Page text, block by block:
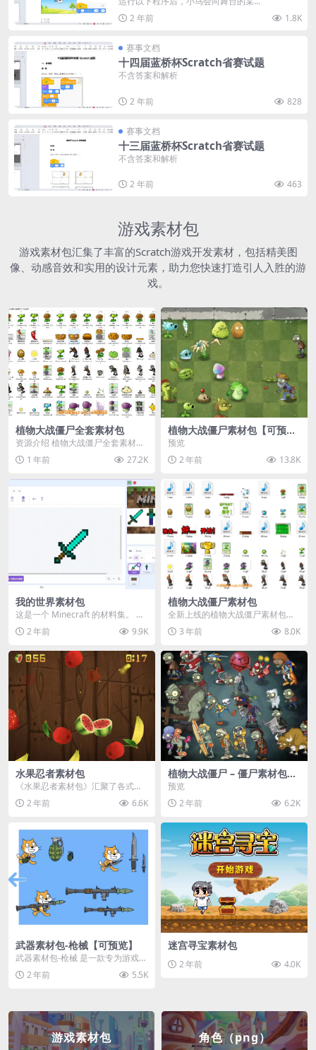
2 年前
1.8K
赛事文档
十四届蓝桥杯Scratch省赛试题
不含答案和解析
2 年前 828
赛事文档
十三届蓝桥杯Scratch省赛试题
不含答案和解析
2 年前 463
游戏素材包
游戏素材包汇集了丰富的Scratch游戏开发素材，包括精美图
像、动感音效和实用的设计元素，助力您快速打造引人入胜的游
戏。
植物大战僵尸全套素材包
资源介绍 植物大战僵尸全套素材
包，包含227个丰富多样的素材，
涵盖角色、背景、动...
1 年前 27.2K
植物大战僵尸素材包【可预
览】
预览
2 年前
13.8K
我的世界素材包
这是一个 Minecraft 的材料集。 操
作方法如下： 工具 → 右箭头 怪物...
2 年前 9.9K
植物大战僵尸素材包
全新上线的植物大战僵尸素材包，
内含48个精选资源，涵盖角色、场
景、音效等多样内容...
3 年前 8.0K
水果忍者素材包
《水果忍者素材包》汇聚了各式鲜
美诱人的水果图像与清脆悦耳的切
割音效，专为追求极致...
2 年前 6.6K
植物大战僵尸 – 僵尸素材包
【可预览】
预览
2 年前
6.2K
武器素材包-枪械【可预览】
武器素材包-枪械 是一款专为游戏开
发者和创作者设计的素材包，包含
多种高质量的枪械...
2 年前 5.5K
迷宫寻宝素材包
2 年前 4.0K
游戏素材包 角色（png）